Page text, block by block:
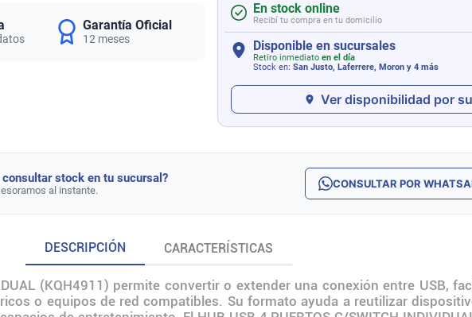
Garantía Oficial
12 meses
En stock online
Recibí tu compra en tu domicilio
Disponible en sucursales
Retiro inmediato en el día
Stock en: San Justo, Laferrere, Morony 4 más
Ver disponibilidad por
stock en tu sucursal?
al instante. CONSULTAR POR
DESCRIPCIÓN CARACTERÍSTICAS
(KQH4911) permite convertir o extender una conexión entre USB,
o equipos de red compatibles. Su formato ayuda a reutilizar